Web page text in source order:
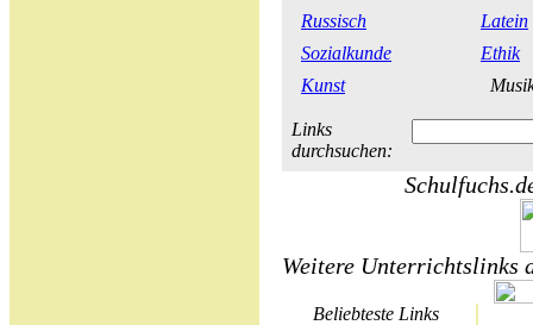
Russisch
Latein
Sozialkunde
Ethik
Kunst
Links
durchsuchen:
Weitere Unterrichtslinks
Beliebteste Links